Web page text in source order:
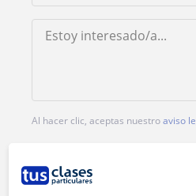
Al hacer clic, aceptas nuestroaviso